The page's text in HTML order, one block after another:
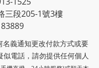
三段205-1號3樓
名義通知更改付款方式或要
電話，請勿提供任何個人